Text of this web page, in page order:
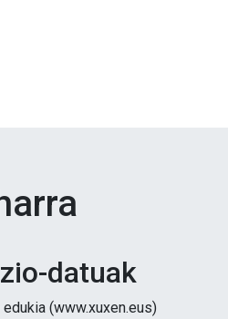
datuak
(www.xuxen.eus)